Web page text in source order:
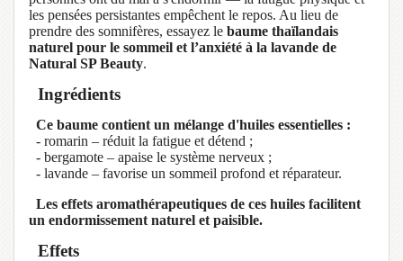
les pensées persistantes empêchent le repos. Au lieu de
prendre des somnifères, essayez le baume thaïlandais
naturel pour le sommeil et l’anxiété à la lavande de
Natural SP Beauty.
Ingrédients
Ce baume contient un mélange d'huiles essentielles :
- romarin – réduit la fatigue et détend ;
- bergamote – apaise le système nerveux ;
- lavande – favorise un sommeil profond et réparateur.
Les effets aromathérapeutiques de ces huiles facilitent
un endormissement naturel et paisible.
Effets